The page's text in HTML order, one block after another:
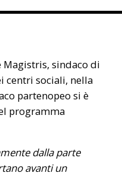
Magistris, sindaco di
centri sociali, nella
partenopeo si è
programma
dalla parte
avanti un